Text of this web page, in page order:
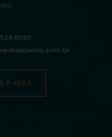
E-MAIL